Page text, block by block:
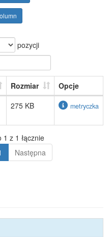
pozycji
Rozmiar
Opcje
275 KB metryczka
1 z 1 łącznie
Następna